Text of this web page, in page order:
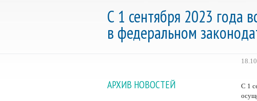
С 1 сентября 2023 года
в федеральном
С 1
АРХИВ НОВОСТЕЙ